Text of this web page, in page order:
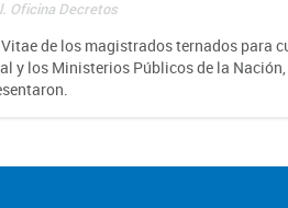
Oficina Decretos
de los magistrados ternados para
y los Ministerios Públicos de la